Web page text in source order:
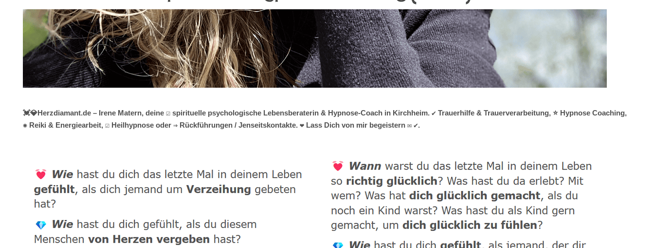
💓️💎Herzdiamant.de – Irene Matern, deine ☑️ spirituelle psychologische Lebensberaterin & Hypnose-Coach in Kirchheim. ✔️ Trauerhilfe & Trauerverarbeitung, ⭐ Hypnose Coaching,
✺ Reiki & Energiearbeit, ☑️ Heilhypnose oder ⇒ Rückführungen / Jenseitskontakte. ❤ Lass Dich von mir begeistern ✉ ✔.